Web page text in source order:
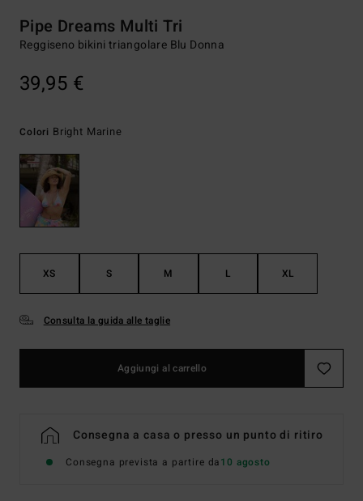
Pipe Dreams Multi Tri
Reggiseno bikini triangolare Blu Donna
39,95 €
Colori Bright Marine
XS S M L XL
Consulta la guida alle taglie
Aggiungi al carrello
Consegna a casa o presso un punto di ritiro
Consegna prevista a partire da10 agosto